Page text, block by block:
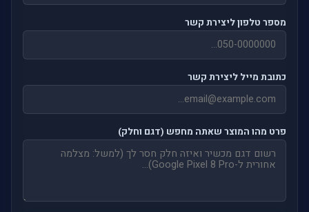
מספר טלפון ליצירת קשר
כתובת מייל ליצירת קשר
פרט מהו המוצר שאתה מחפש (דגם וחלק)